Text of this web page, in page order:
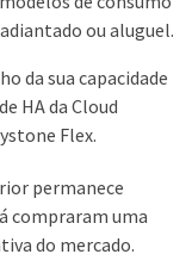
ou aluguel.
da sua capacidade
HA da Cloud
Flex.
permanece
compraram uma
do mercado.